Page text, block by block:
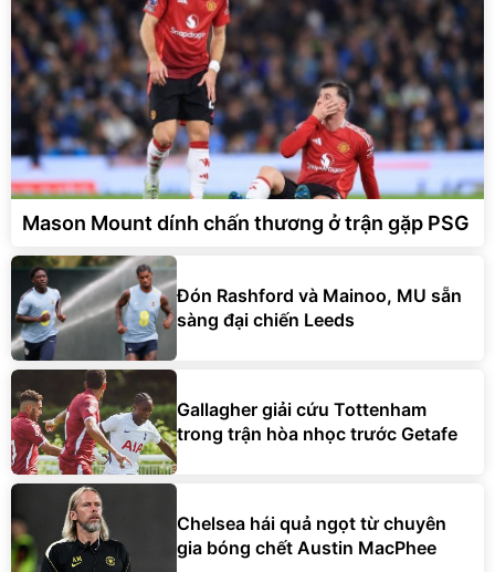
Mason Mount dính chấn thương ở trận gặp PSG
Đón Rashford và Mainoo, MU sẵn
sàng đại chiến Leeds
Gallagher giải cứu Tottenham
trong trận hòa nhọc trước Getafe
Chelsea hái quả ngọt từ chuyên
gia bóng chết Austin MacPhee